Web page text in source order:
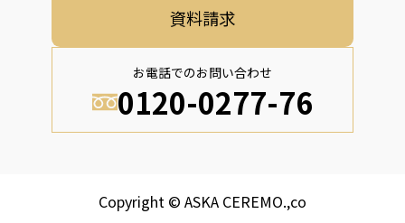
資料請求
お電話でのお問い合わせ
0120-0277-76
Copyright © ASKA CEREMO.,co